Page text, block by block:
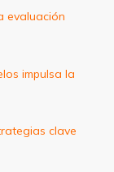
evaluación
impulsa la
clave